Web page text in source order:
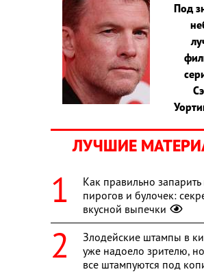
Под
ЛУЧШИЕ
Как правильно
пирогов и булочек:
вкусной выпечки
Злодейские штампы в
уже надоело зрителю,
все штампуются под